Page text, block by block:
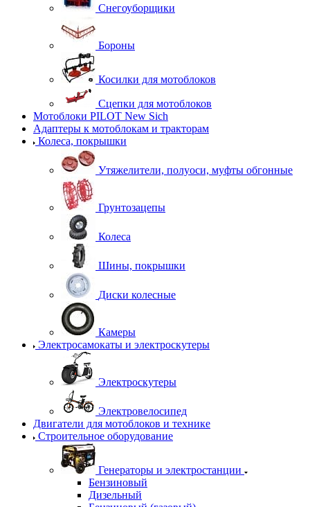
Снегоуборщики
Бороны
Косилки для мотоблоков
Сцепки для мотоблоков
Мотоблоки PILOT New Sich
Адаптеры к мотоблокам и тракторам
Колеса, покрышки
Утяжелители, полуоси, муфты обгонные
Грунтозацепы
Колеса
Шины, покрышки
Диски колесные
Камеры
Электросамокаты и электроскутеры
Электроскутеры
Электровелосипед
Двигатели для мотоблоков и технике
Строительное оборудование
Генераторы и электростанции
Бензиновый
Дизельный